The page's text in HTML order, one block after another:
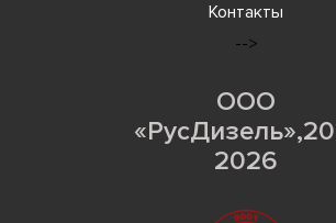
Контакты
-->
ООО
2026